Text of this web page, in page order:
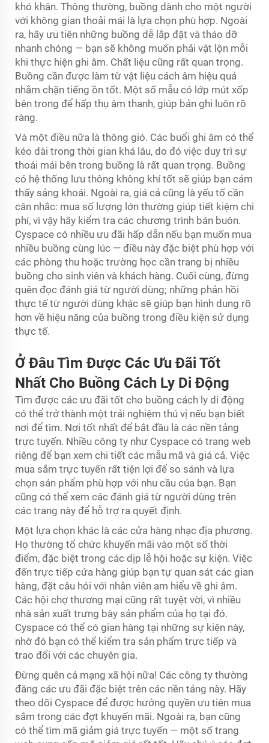
khó khăn. Thông thường, buồng dành cho một người
với không gian thoải mái là lựa chọn phù hợp. Ngoài
ra, hãy ưu tiên những buồng dễ lắp đặt và tháo dỡ
nhanh chóng — bạn sẽ không muốn phải vật lộn mỗi
khi thực hiện ghi âm. Chất liệu cũng rất quan trọng.
Buồng cần được làm từ vật liệu cách âm hiệu quả
nhằm chặn tiếng ồn tốt. Một số mẫu có lớp mút xốp
bên trong để hấp thụ âm thanh, giúp bản ghi luôn rõ
ràng.
Và một điều nữa là thông gió. Các buổi ghi âm có thể
kéo dài trong thời gian khá lâu, do đó việc duy trì sự
thoải mái bên trong buồng là rất quan trọng. Buồng
có hệ thống lưu thông không khí tốt sẽ giúp bạn cảm
thấy sảng khoái. Ngoài ra, giá cả cũng là yếu tố cần
cân nhắc: mua số lượng lớn thường giúp tiết kiệm chi
phí, vì vậy hãy kiểm tra các chương trình bán buôn.
Cyspace có nhiều ưu đãi hấp dẫn nếu bạn muốn mua
nhiều buồng cùng lúc — điều này đặc biệt phù hợp với
các phòng thu hoặc trường học cần trang bị nhiều
buồng cho sinh viên và khách hàng. Cuối cùng, đừng
quên đọc đánh giá từ người dùng; những phản hồi
thực tế từ người dùng khác sẽ giúp bạn hình dung rõ
hơn về hiệu năng của buồng trong điều kiện sử dụng
thực tế.
Ở Đâu Tìm Được Các Ưu Đãi Tốt
Nhất Cho Buồng Cách Ly Di Động
Tìm được các ưu đãi tốt cho buồng cách ly di động
có thể trở thành một trải nghiệm thú vị nếu bạn biết
nơi để tìm. Nơi tốt nhất để bắt đầu là các nền tảng
trực tuyến. Nhiều công ty như Cyspace có trang web
riêng để bạn xem chi tiết các mẫu mã và giá cả. Việc
mua sắm trực tuyến rất tiện lợi để so sánh và lựa
chọn sản phẩm phù hợp với nhu cầu của bạn. Bạn
cũng có thể xem các đánh giá từ người dùng trên
các trang này để hỗ trợ ra quyết định.
Một lựa chọn khác là các cửa hàng nhạc địa phương.
Họ thường tổ chức khuyến mãi vào một số thời
điểm, đặc biệt trong các dịp lễ hội hoặc sự kiện. Việc
đến trực tiếp cửa hàng giúp bạn tự quan sát các gian
hàng, đặt câu hỏi với nhân viên am hiểu về ghi âm.
Các hội chợ thương mại cũng rất tuyệt vời, vì nhiều
nhà sản xuất trưng bày sản phẩm của họ tại đó.
Cyspace có thể có gian hàng tại những sự kiện này,
nhờ đó bạn có thể kiểm tra sản phẩm trực tiếp và
trao đổi với các chuyên gia.
Đừng quên cả mạng xã hội nữa! Các công ty thường
đăng các ưu đãi đặc biệt trên các nền tảng này. Hãy
theo dõi Cyspace để được hưởng quyền ưu tiên mua
sắm trong các đợt khuyến mãi. Ngoài ra, bạn cũng
có thể tìm mã giảm giá trực tuyến — một số trang